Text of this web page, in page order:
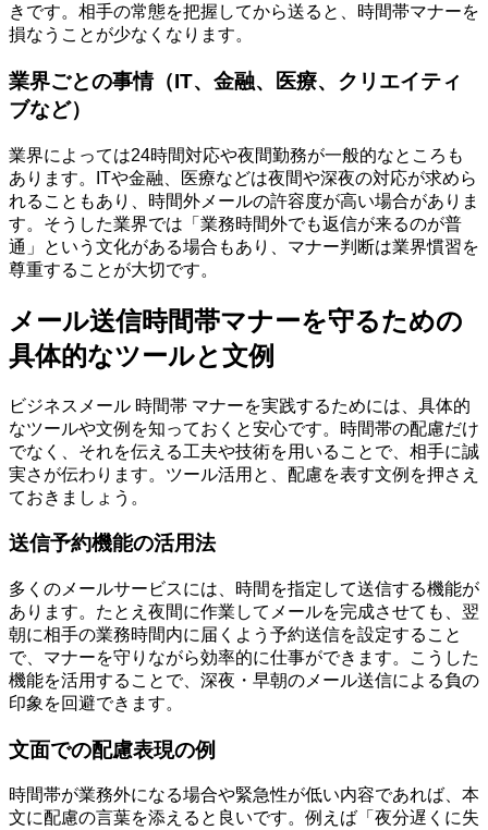
きです。相手の常態を把握してから送ると、時間帯マナーを
損なうことが少なくなります。
業界ごとの事情（IT、金融、医療、クリエイティ
ブなど）
業界によっては24時間対応や夜間勤務が一般的なところも
あります。ITや金融、医療などは夜間や深夜の対応が求めら
れることもあり、時間外メールの許容度が高い場合がありま
す。そうした業界では「業務時間外でも返信が来るのが普
通」という文化がある場合もあり、マナー判断は業界慣習を
尊重することが大切です。
メール送信時間帯マナーを守るための
具体的なツールと文例
ビジネスメール 時間帯 マナーを実践するためには、具体的
なツールや文例を知っておくと安心です。時間帯の配慮だけ
でなく、それを伝える工夫や技術を用いることで、相手に誠
実さが伝わります。ツール活用と、配慮を表す文例を押さえ
ておきましょう。
送信予約機能の活用法
多くのメールサービスには、時間を指定して送信する機能が
あります。たとえ夜間に作業してメールを完成させても、翌
朝に相手の業務時間内に届くよう予約送信を設定すること
で、マナーを守りながら効率的に仕事ができます。こうした
機能を活用することで、深夜・早朝のメール送信による負の
印象を回避できます。
文面での配慮表現の例
時間帯が業務外になる場合や緊急性が低い内容であれば、本
文に配慮の言葉を添えると良いです。例えば「夜分遅くに失